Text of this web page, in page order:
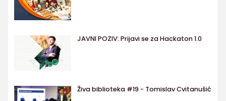
JAVNI POZIV: Prijavi se za Hackaton 1.0
Živa biblioteka #19 - Tomislav Cvitanušić